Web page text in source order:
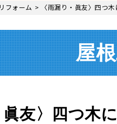
フォーム > 〈雨漏り・眞友〉四つ
屋
眞友〉四つ木